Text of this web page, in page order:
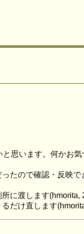
思います。何かお
たので確認・反映
に渡します(hmorita,
だけ直します